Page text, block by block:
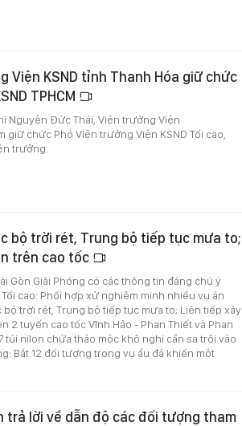
Viện KSND tỉnh Thanh Hóa giữ chức
TPHCM
Nguyễn Đức Thái, Viện trưởng Viện
giữ chức Phó Viện trưởng Viện KSND Tối cao,
trưởng.
bộ trời rét, Trung bộ tiếp tục mưa to;
trên cao tốc
Gòn Giải Phóng có các thông tin đáng chú ý
cao: Phối hợp xử nghiêm minh nhiều vụ án
trời rét, Trung bộ tiếp tục mưa to; Liên tiếp xảy
2 tuyến cao tốc Vĩnh Hảo - Phan Thiết và Phan
túi nilon chứa thảo mộc khô nghi cần sa trôi vào
Bắt 12 đối tượng trong vụ ẩu đả khiến một
trả lời về dẫn độ các đối tượng tham